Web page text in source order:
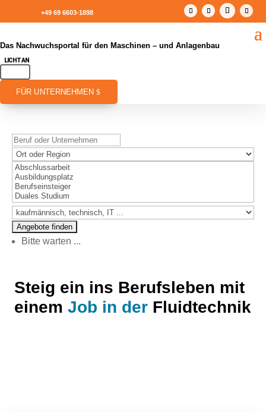
+49 69 6603-1898
Das Nachwuchsportal für den Maschinen – und Anlagenbau
FÜR UNTERNEHMEN
Bitte warten ...
Steig ein ins Berufsleben mit
einem Job in der Fluidtechnik